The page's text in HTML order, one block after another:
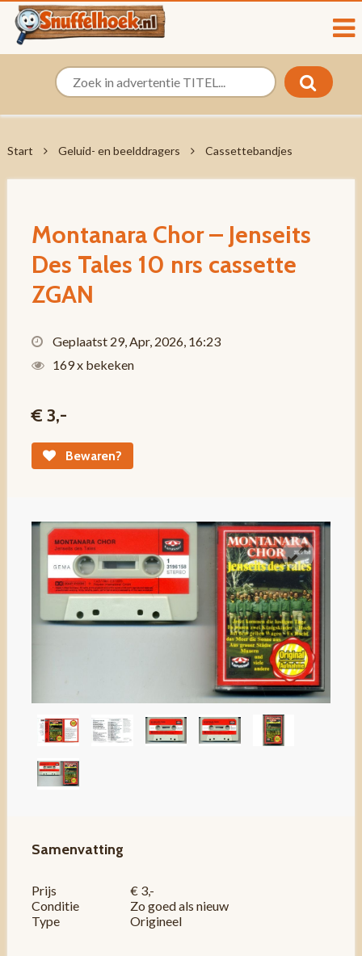
Start Geluid- en beelddragers Cassettebandjes
Montanara Chor – Jenseits
Des Tales 10 nrs cassette
ZGAN
Geplaatst 29, Apr, 2026, 16:23
169 x bekeken
€ 3,-
Bewaren?
Samenvatting
Prijs
€ 3,-
Conditie
Zo goed als nieuw
Type
Origineel